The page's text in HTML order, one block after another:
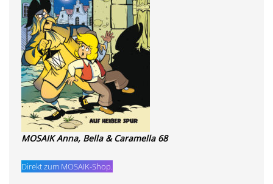
MOSAIK Anna, Bella & Caramella 68
Direkt zum MOSAIK-Shop.